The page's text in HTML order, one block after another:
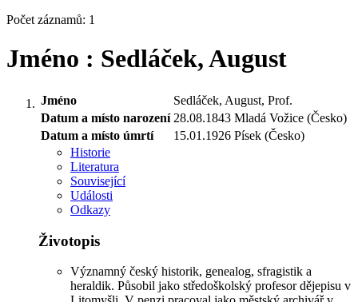
Počet záznamů: 1
Jméno : Sedláček, August
Jméno
Sedláček, August, Prof.
Datum a místo narození 28.08.1843 Mladá Vožice (Česko)
Datum a místo úmrtí
15.01.1926 Písek (Česko)
Historie
Literatura
Související
Události
Odkazy
Životopis
Významný český historik, genealog, sfragistik a
heraldik. Působil jako středoškolský profesor dějepisu v